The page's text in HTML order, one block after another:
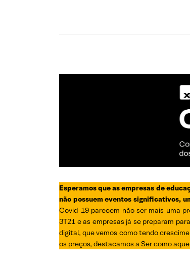
Esperamos que as empresas de
não possuem eventos significativos,
Covid-19 parecem não ser mais uma
3T21 e as empresas já se preparam
digital, que vemos como tendo
os preços, destacamos a Ser como